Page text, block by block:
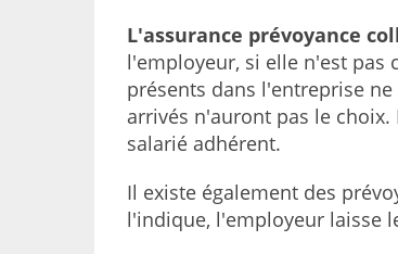
L'assurance prévoyance
l'employeur, si elle n'est pas
présents dans l'entreprise
arrivés n'auront pas le choix.
salarié adhérent.
Il existe également des
l'indique, l'employeur laisse